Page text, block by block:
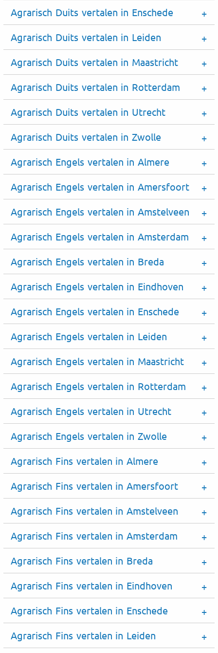
Agrarisch Duits vertalen in Enschede
Agrarisch Duits vertalen in Leiden
Agrarisch Duits vertalen in Maastricht
Agrarisch Duits vertalen in Rotterdam
Agrarisch Duits vertalen in Utrecht
Agrarisch Duits vertalen in Zwolle
Agrarisch Engels vertalen in Almere
Agrarisch Engels vertalen in Amersfoort
Agrarisch Engels vertalen in Amstelveen
Agrarisch Engels vertalen in Amsterdam
Agrarisch Engels vertalen in Breda
Agrarisch Engels vertalen in Eindhoven
Agrarisch Engels vertalen in Enschede
Agrarisch Engels vertalen in Leiden
Agrarisch Engels vertalen in Maastricht
Agrarisch Engels vertalen in Rotterdam
Agrarisch Engels vertalen in Utrecht
Agrarisch Engels vertalen in Zwolle
Agrarisch Fins vertalen in Almere
Agrarisch Fins vertalen in Amersfoort
Agrarisch Fins vertalen in Amstelveen
Agrarisch Fins vertalen in Amsterdam
Agrarisch Fins vertalen in Breda
Agrarisch Fins vertalen in Eindhoven
Agrarisch Fins vertalen in Enschede
Agrarisch Fins vertalen in Leiden